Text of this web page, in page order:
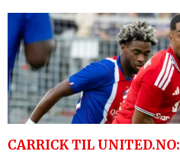
CARRICK TIL UNITED.NO: